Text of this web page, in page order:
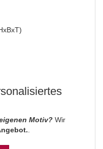
Motiv? Wir